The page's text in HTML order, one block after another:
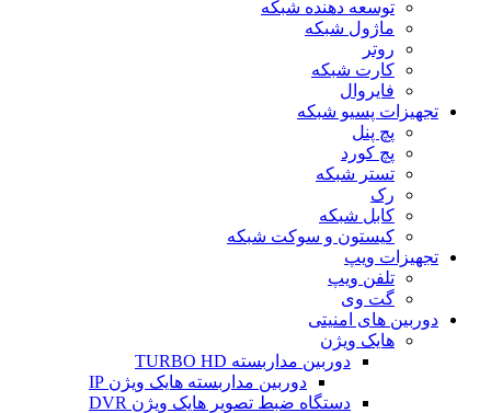
توسعه دهنده شبکه
ماژول شبکه
روتر
کارت شبکه
فایروال
تجهیزات پسیو شبکه
پچ پنل
پچ کورد
تستر شبکه
رک
کابل شبکه
کیستون و سوکت شبکه
تجهیزات ویپ
تلفن ویپ
گت وی
دوربین های امنیتی
هایک ویژن
دوربین مداربسته TURBO HD
دوربین مداربسته هایک ویژن IP
دستگاه ضبط تصویر هایک ویژن DVR